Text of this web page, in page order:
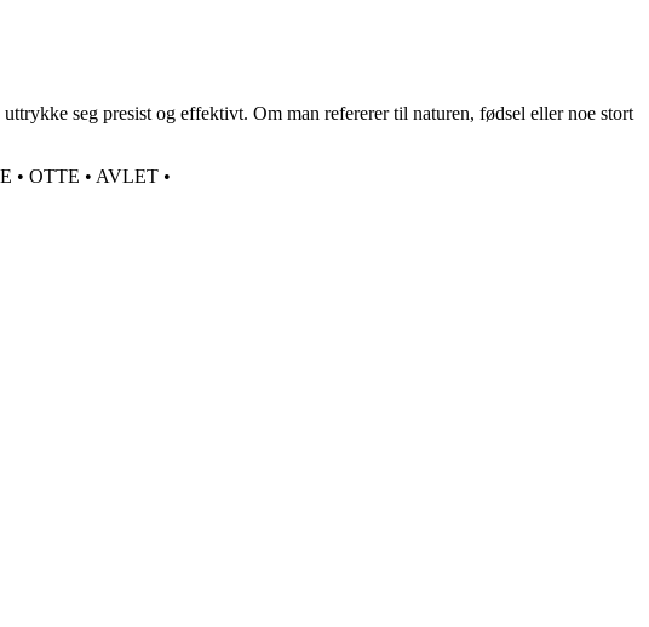
seg presist og effektivt. Om man refererer til naturen, fødsel eller noe stort
• OTTE • AVLET •